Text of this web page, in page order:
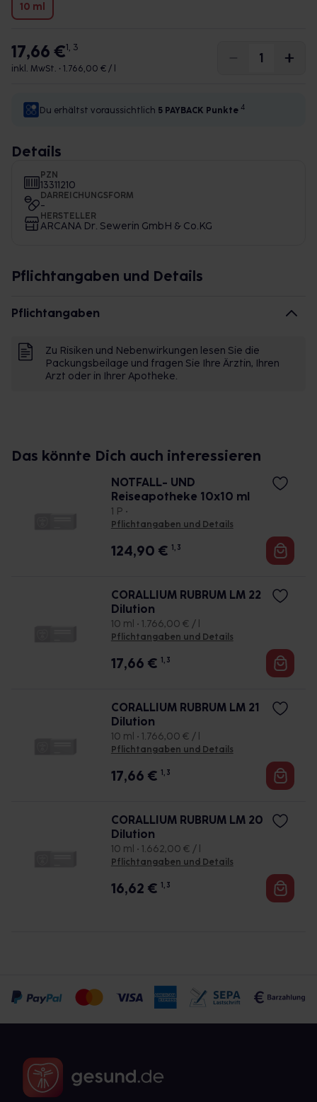
10 ml
17,66 €1, 3
inkl. MwSt. • 1.766,00 € / l
Du erhältst voraussichtlich 5 PAYBACK Punkte 4
Details
PZN
13311210
DARREICHUNGSFORM
-
HERSTELLER
ARCANA Dr. Sewerin GmbH & Co.KG
Pflichtangaben und Details
Pflichtangaben
Zu Risiken und Nebenwirkungen lesen Sie die
Packungsbeilage und fragen Sie Ihre Ärztin, Ihren
Arzt oder in Ihrer Apotheke.
Das könnte Dich auch interessieren
NOTFALL- UND
Reiseapotheke 10x10 ml
1 P •
Pflichtangaben und Details
124,90 € 1, 3
CORALLIUM RUBRUM LM 22
Dilution
10 ml • 1.766,00 € / l
Pflichtangaben und Details
17,66 € 1, 3
CORALLIUM RUBRUM LM 21
Dilution
10 ml • 1.766,00 € / l
Pflichtangaben und Details
17,66 € 1, 3
CORALLIUM RUBRUM LM 20
Dilution
10 ml • 1.662,00 € / l
Pflichtangaben und Details
16,62 € 1, 3